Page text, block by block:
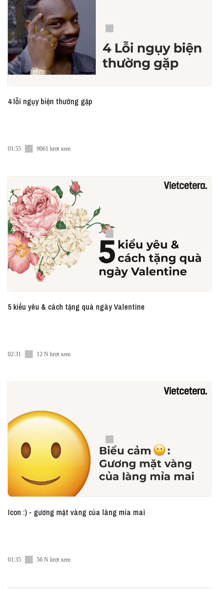
4 lỗi ngụy biện thường gặp
01:55 9061 lượt xem
5 kiểu yêu & cách tặng quà ngày Valentine
02:31 12 N lượt xem
Icon :) - gương mặt vàng của làng mỉa mai
01:35 56 N lượt xem